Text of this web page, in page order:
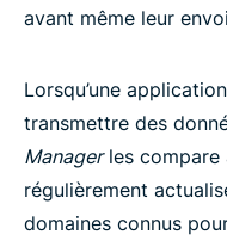
avant même leur
Lorsqu’une
transmettre des
Managerles compare
régulièrement
domaines connus